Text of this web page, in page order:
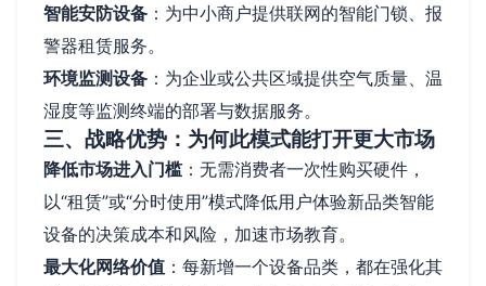
智能安防设备 ：为中小商户提供联网的智能门锁、报
警器租赁服务。
环境监测设备 ：为企业或公共区域提供空气质量、温
湿度等监测终端的部署与数据服务。
三、战略优势：为何此模式能打开更大市场
降低市场进入门槛：无需消费者一次性购买硬件，
以“租赁”或“分时使用”模式降低用户体验新品类智能
设备的决策成本和风险，加速市场教育。
最大化网络价值 ：每新增一个设备品类，都在强化其